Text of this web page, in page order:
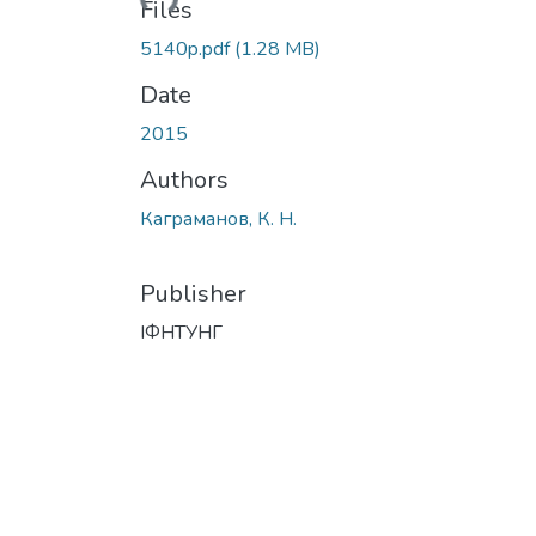
Files
5140p.pdf(1.28 MB)
Date
2015
Authors
Каграманов, К. Н.
Publisher
ІФНТУНГ